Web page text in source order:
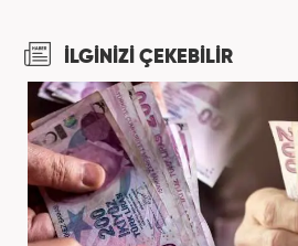
İLGİNİZİ ÇEKEBİLİR